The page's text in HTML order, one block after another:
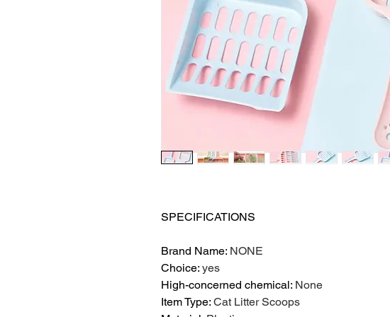
SPECIFICATIONS
Brand Name: NONE
Choice: yes
High-concerned chemical: None
Item Type: Cat Litter Scoops